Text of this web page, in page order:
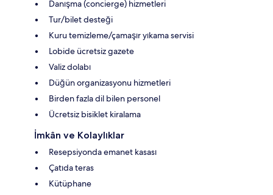
Danışma (concierge) hizmetleri
Tur/bilet desteği
Kuru temizleme/çamaşır yıkama servisi
Lobide ücretsiz gazete
Valiz dolabı
Düğün organizasyonu hizmetleri
Birden fazla dil bilen personel
Ücretsiz bisiklet kiralama
İmkân ve Kolaylıklar
Resepsiyonda emanet kasası
Çatıda teras
Kütüphane